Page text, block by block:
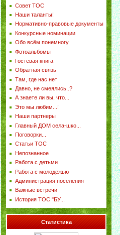
Совет ТОС
Наши таланты!
Нормативно-правовые документы
Конкурсные номинации
Обо всём понемногу
Фотоальбомы
Гостевая книга
Обратная связь
Там, где нас нет
Давно, не смеялись..?
А знаете ли вы, что...
Это мы любим...!
Наши партнеры
Главный ДОМ села-шко...
Поговорки...
Статьи ТОС
Непознанное
Работа с детьми
Работа с молодежью
Администрация поселения
Важные встречи
История ТОС "БУ...
Статистика